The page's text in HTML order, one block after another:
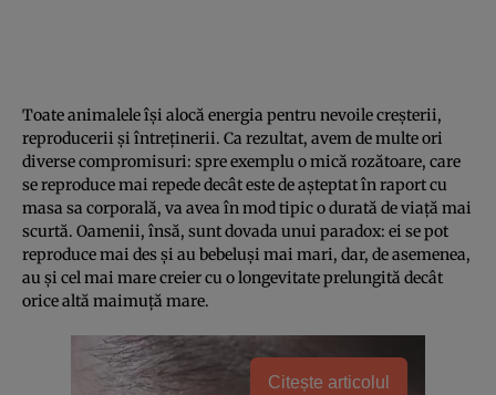
Toate animalele îşi alocă energia pentru nevoile creşterii,
reproducerii şi întreţinerii. Ca rezultat, avem de multe ori
diverse compromisuri: spre exemplu o mică rozătoare, care
se reproduce mai repede decât este de aşteptat în raport cu
masa sa corporală, va avea în mod tipic o durată de viaţă mai
scurtă. Oamenii, însă, sunt dovada unui paradox: ei se pot
reproduce mai des şi au bebeluşi mai mari, dar, de asemenea,
au şi cel mai mare creier cu o longevitate prelungită decât
orice altă maimuţă mare.
Citește articolul